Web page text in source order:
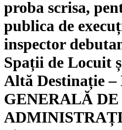
proba scrisa,
publica de
inspector
Spații de Locuit
Altă Destinație
GENERALĂ DE